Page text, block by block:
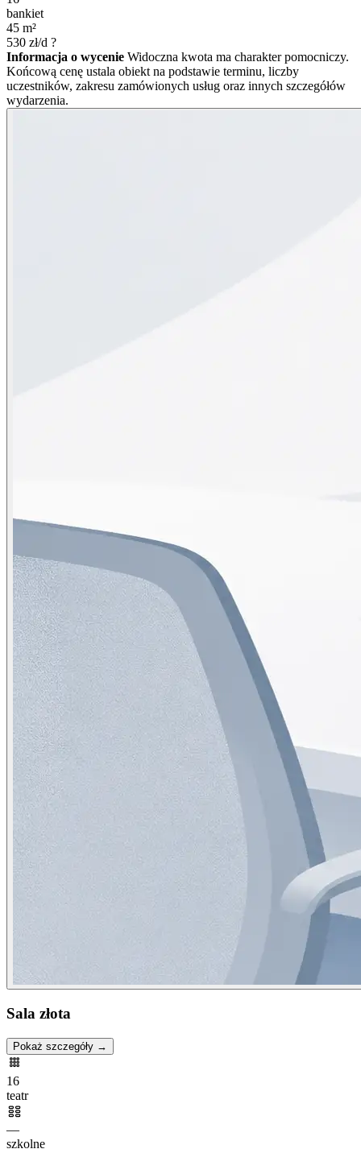
bankiet
45 m²
530 zł/d ?
Informacja o wycenie Widoczna kwota ma charakter pomocniczy.
Końcową cenę ustala obiekt na podstawie terminu, liczby
uczestników, zakresu zamówionych usług oraz innych szczegółów
wydarzenia.
Sala złota
Pokaż szczegóły →
16
teatr
—
szkolne